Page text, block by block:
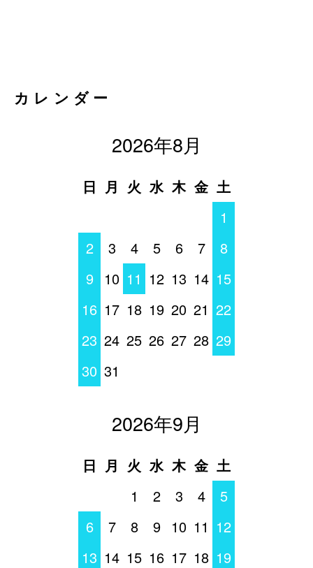
カレンダー
2026年8月
日 月 火 水 木 金 土
1
2
3 4 5 6 7
8
9
10 11 12 13 14 15
16 17 18 19 20 21 22
23 24 25 26 27 28 29
30 31
2026年9月
日 月 火 水 木 金 土
1
2 3 4
5
6
7 8 9 10 11 12
13 14 15 16 17 18 19